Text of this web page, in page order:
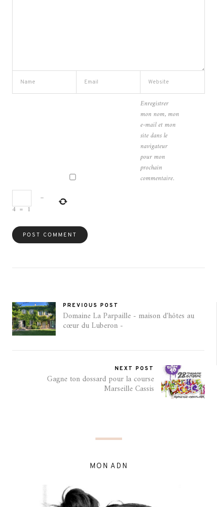
Enregistrer
mon nom, mon
e-mail et mon
site dans le
navigateur
pour mon
prochain
commentaire.
−
4=1
PREVIOUS POST
Domaine La Parpaille - maison d'hôtes au
cœur du Luberon -
NEXT POST
Gagne ton dossard pour la course
Marseille Cassis
MON ADN